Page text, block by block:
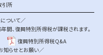
引所
ついて／
間、復興特別所得税が課税されます。
復興特別所得税Q&A
知らせとお願い／